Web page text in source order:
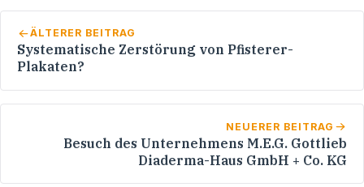
ÄLTERER BEITRAG
Systematische Zerstörung von Pfisterer-
Plakaten?
NEUERER BEITRAG
Besuch des Unternehmens M.E.G. Gottlieb
Diaderma-Haus GmbH + Co. KG